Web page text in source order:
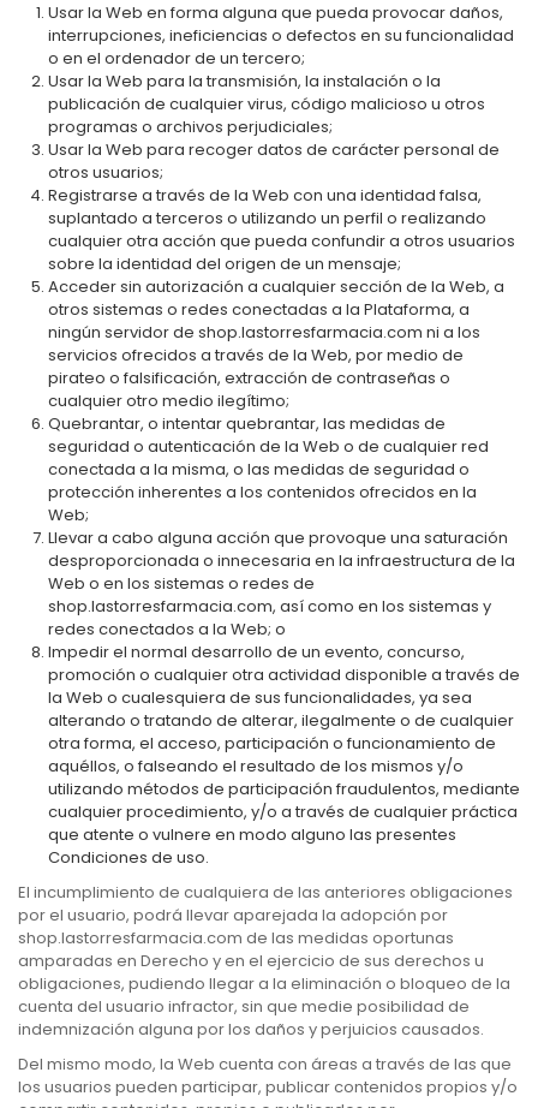
Usar la Web en forma alguna que pueda provocar daños,
interrupciones, ineficiencias o defectos en su funcionalidad
o en el ordenador de un tercero;
Usar la Web para la transmisión, la instalación o la
publicación de cualquier virus, código malicioso u otros
programas o archivos perjudiciales;
Usar la Web para recoger datos de carácter personal de
otros usuarios;
Registrarse a través de la Web con una identidad falsa,
suplantado a terceros o utilizando un perfil o realizando
cualquier otra acción que pueda confundir a otros usuarios
sobre la identidad del origen de un mensaje;
Acceder sin autorización a cualquier sección de la Web, a
otros sistemas o redes conectadas a la Plataforma, a
ningún servidor de shop.lastorresfarmacia.com ni a los
servicios ofrecidos a través de la Web, por medio de
pirateo o falsificación, extracción de contraseñas o
cualquier otro medio ilegítimo;
Quebrantar, o intentar quebrantar, las medidas de
seguridad o autenticación de la Web o de cualquier red
conectada a la misma, o las medidas de seguridad o
protección inherentes a los contenidos ofrecidos en la
Web;
Llevar a cabo alguna acción que provoque una saturación
desproporcionada o innecesaria en la infraestructura de la
Web o en los sistemas o redes de
shop.lastorresfarmacia.com, así como en los sistemas y
redes conectados a la Web; o
Impedir el normal desarrollo de un evento, concurso,
promoción o cualquier otra actividad disponible a través de
la Web o cualesquiera de sus funcionalidades, ya sea
alterando o tratando de alterar, ilegalmente o de cualquier
otra forma, el acceso, participación o funcionamiento de
aquéllos, o falseando el resultado de los mismos y/o
utilizando métodos de participación fraudulentos, mediante
cualquier procedimiento, y/o a través de cualquier práctica
que atente o vulnere en modo alguno las presentes
Condiciones de uso.
El incumplimiento de cualquiera de las anteriores obligaciones
por el usuario, podrá llevar aparejada la adopción por
shop.lastorresfarmacia.com de las medidas oportunas
amparadas en Derecho y en el ejercicio de sus derechos u
obligaciones, pudiendo llegar a la eliminación o bloqueo de la
cuenta del usuario infractor, sin que medie posibilidad de
indemnización alguna por los daños y perjuicios causados.
Del mismo modo, la Web cuenta con áreas a través de las que
los usuarios pueden participar, publicar contenidos propios y/o